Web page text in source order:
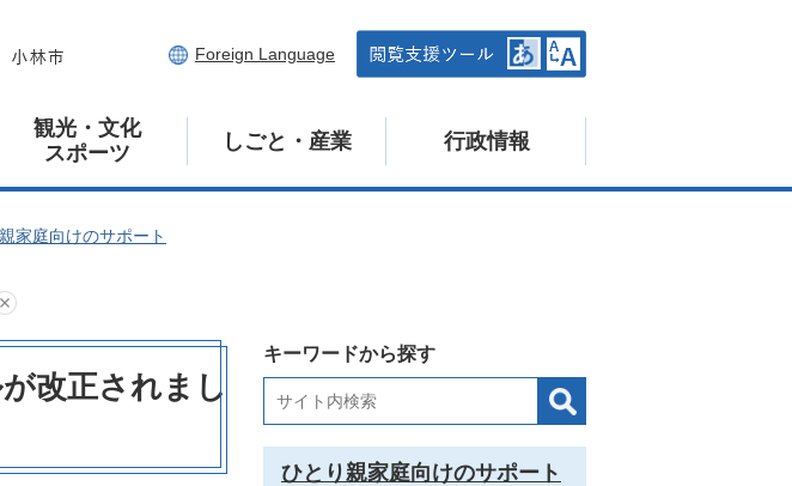
Foreign Language
観光・文化
スポーツ
しごと・産業 行政情報
家庭向けのサポート
改正されまし
キーワードから探す
ひとり親家庭向けのサポート